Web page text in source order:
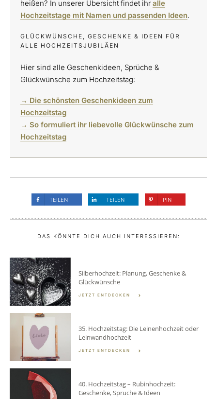
heißen? In unserer Übersicht findet ihr alle
Hochzeitstage mit Namen und passenden Ideen.
GLÜCKWÜNSCHE, GESCHENKE & IDEEN FÜR
ALLE HOCHZEITSJUBILÄEN
Hier sind alle Geschenkideen, Sprüche &
Glückwünsche zum Hochzeitstag:
→ Die schönsten Geschenkideen zum
Hochzeitstag
→ So formuliert ihr liebevolle Glückwünsche zum
Hochzeitstag
TEILEN TEILEN PIN
DAS KÖNNTE DICH AUCH INTERESSIEREN:
Silberhochzeit: Planung, Geschenke &
Glückwünsche
JETZT ENTDECKEN
35. Hochzeitstag: Die Leinenhochzeit oder
Leinwandhochzeit
JETZT ENTDECKEN
40. Hochzeitstag – Rubinhochzeit:
Geschenke, Sprüche & Ideen